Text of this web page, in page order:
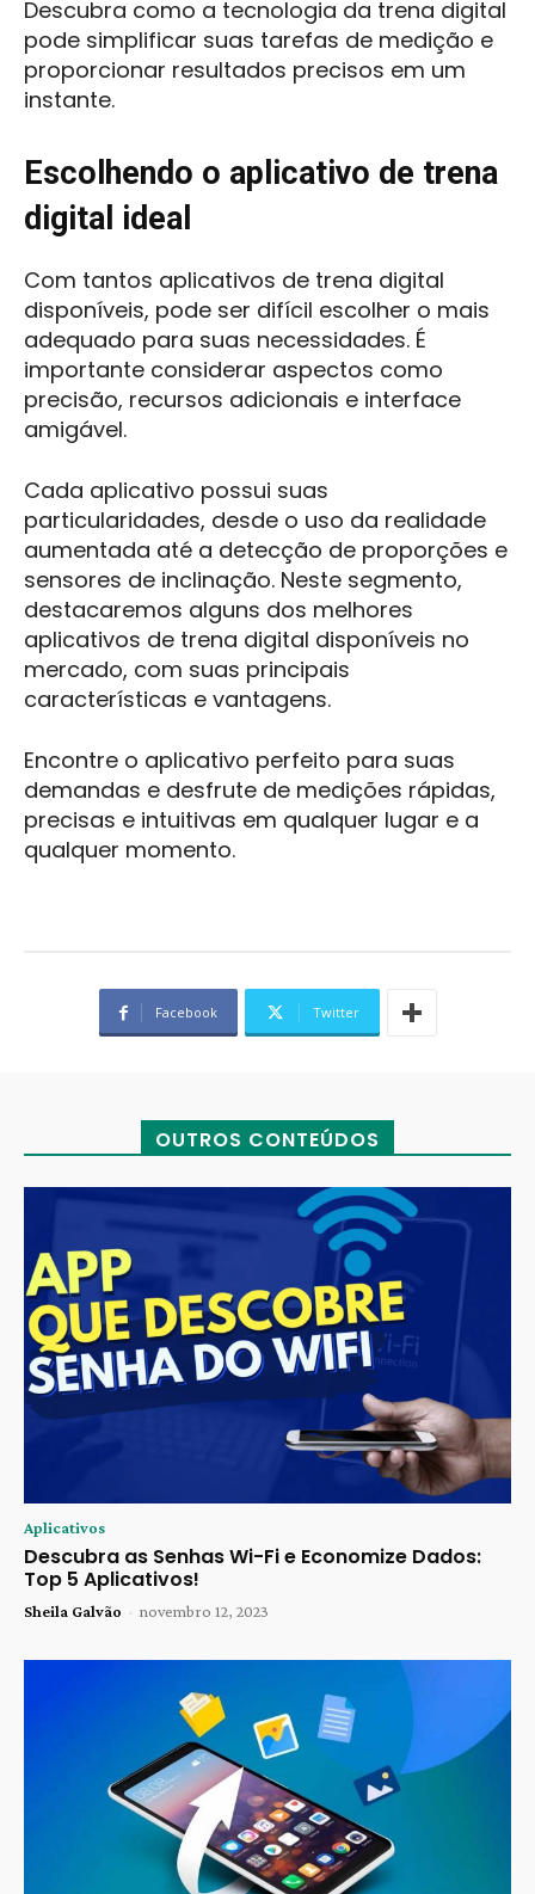
Descubra como a tecnologia da trena digital
pode simplificar suas tarefas de medição e
proporcionar resultados precisos em um
instante.
Escolhendo o aplicativo de trena
digital ideal
Com tantos aplicativos de trena digital
disponíveis, pode ser difícil escolher o mais
adequado para suas necessidades. É
importante considerar aspectos como
precisão, recursos adicionais e interface
amigável.
Cada aplicativo possui suas
particularidades, desde o uso da realidade
aumentada até a detecção de proporções e
sensores de inclinação. Neste segmento,
destacaremos alguns dos melhores
aplicativos de trena digital disponíveis no
mercado, com suas principais
características e vantagens.
Encontre o aplicativo perfeito para suas
demandas e desfrute de medições rápidas,
precisas e intuitivas em qualquer lugar e a
qualquer momento.
Facebook Twitter
OUTROS CONTEÚDOS
Aplicativos
Descubra as Senhas Wi-Fi e Economize Dados:
Top 5 Aplicativos!
Sheila Galvão - novembro 12, 2023